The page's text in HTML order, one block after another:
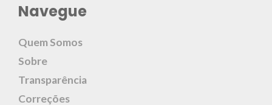
Navegue
Quem Somos
Sobre
Transparência
Correções